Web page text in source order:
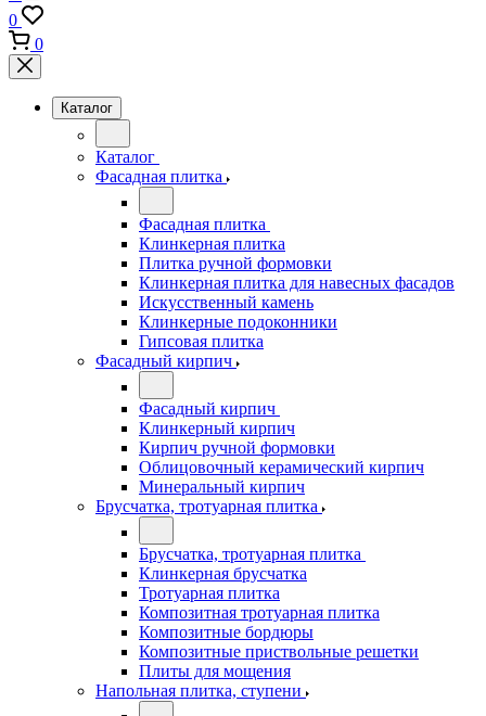
0
0
Каталог
Каталог
Фасадная плитка
Фасадная плитка
Клинкерная плитка
Плитка ручной формовки
Клинкерная плитка для навесных фасадов
Искусственный камень
Клинкерные подоконники
Гипсовая плитка
Фасадный кирпич
Фасадный кирпич
Клинкерный кирпич
Кирпич ручной формовки
Облицовочный керамический кирпич
Минеральный кирпич
Брусчатка, тротуарная плитка
Брусчатка, тротуарная плитка
Клинкерная брусчатка
Тротуарная плитка
Композитная тротуарная плитка
Композитные бордюры
Композитные приствольные решетки
Плиты для мощения
Напольная плитка, ступени